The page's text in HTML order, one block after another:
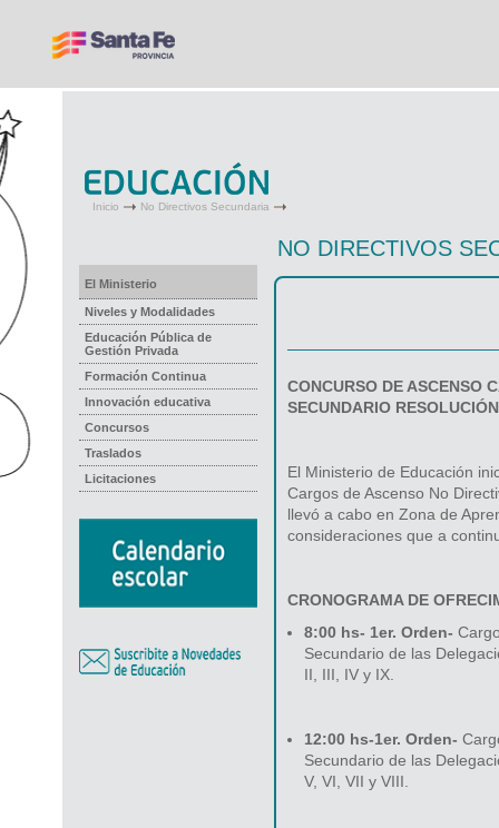
Inicio No Directivos Secundaria
El Ministerio
Niveles y Modalidades
Educación Pública de
Gestión Privada
Formación Continua
Innovación educativa
Concursos
Traslados
Licitaciones
NO DIRECTIVOS
CONCURSO DE ASCENSO
SECUNDARIO
El Ministerio de Educación
Cargos de Ascenso No
llevó a cabo en Zona de
consideraciones que a
CRONOGRAMA DE
8:00 hs- 1er. Orden-
Secundario de las
II, III, IV y IX.
12:00 hs-1er. Orden-
Secundario de las
V, VI, VII y VIII.